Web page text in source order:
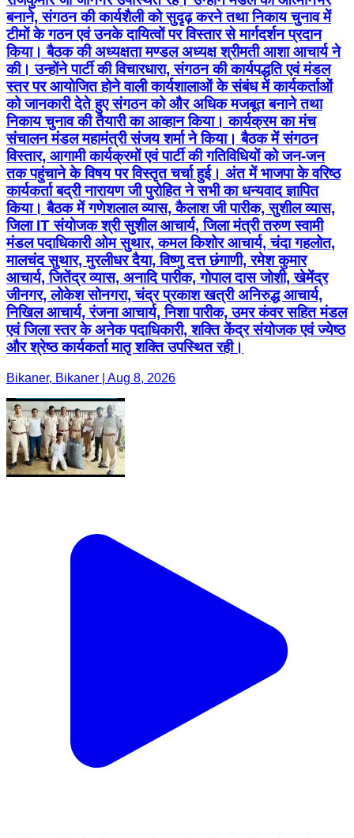
बनाने, संगठन की कार्यशैली को सुदृढ़ करने तथा निकाय चुनाव में
टीमों के गठन एवं उनके दायित्वों पर विस्तार से मार्गदर्शन प्रदान
किया। बैठक की अध्यक्षता मण्डल अध्यक्ष श्रीमती आशा आचार्य ने
की। उन्होंने पार्टी की विचारधारा, संगठन की कार्यपद्धति एवं मंडल
स्तर पर आयोजित होने वाली कार्यशालाओं के संबंध में कार्यकर्ताओं
को जानकारी देते हुए संगठन को और अधिक मजबूत बनाने तथा
निकाय चुनाव की तैयारी का आव्हान किया। कार्यक्रम का मंच
संचालन मंडल महामंत्री संजय शर्मा ने किया। बैठक में संगठन
विस्तार, आगामी कार्यक्रमों एवं पार्टी की गतिविधियों को जन-जन
तक पहुंचाने के विषय पर विस्तृत चर्चा हुई। अंत में भाजपा के वरिष्ठ
कार्यकर्ता बद्री नारायण जी पुरोहित ने सभी का धन्यवाद ज्ञापित
किया। बैठक में गणेशलाल व्यास, कैलाश जी पारीक, सुशील व्यास,
जिला IT संयोजक श्री सुशील आचार्य, जिला मंत्री तरुण स्वामी
मंडल पदाधिकारी ओम सुथार, कमल किशोर आचार्य, चंदा गहलोत,
मालचंद सुथार, मुरलीधर दैया, विष्णु दत्त छंगाणी, रमेश कुमार
आचार्य, जितेंद्र व्यास, अनादि पारीक, गोपाल दास जोशी, खेमेंद्र
जीनगर, लोकेश सोनगरा, चंद्र प्रकाश खत्री अनिरुद्ध आचार्य,
निखिल आचार्य, रंजना आचार्य, निशा पारीक, उमर कंवर सहित मंडल
एवं जिला स्तर के अनेक पदाधिकारी, शक्ति केंद्र संयोजक एवं ज्येष्ठ
और श्रेष्ठ कार्यकर्ता मातृ शक्ति उपस्थित रही।
Bikaner, Bikaner | Aug 8, 2026